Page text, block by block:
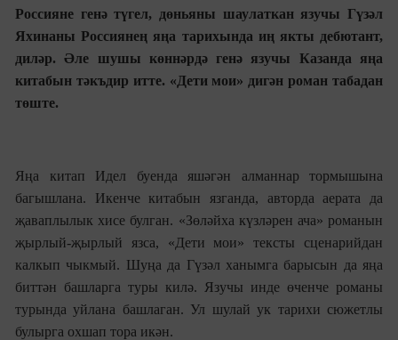
Россияне генә түгел, дөньяны шаулаткан язучы Гүзәл
Яхинаны Россиянең яңа тарихында иң якты дебютант,
диләр. Әле шушы көннәрдә генә язучы Казанда яңа
китабын тәкъдир итте. «Дети мои» дигән роман табадан
төште.
Яңа китап Идел буенда яшәгән алманнар тормышына
багышлана. Икенче китабын язганда, авторда аерата да
җаваплылык хисе булган. «Зөләйха күзләрен ача» романын
җырлый-җырлый язса, «Дети мои»
тексты сценарийдан
калкып чыкмый. Шуңа да Гүзәл ханымга барысын да яңа
биттән башларга туры килә. Язучы инде өченче романы
турында уйлана башлаган. Ул шулай ук тарихи сюжетлы
булырга охшап тора икән.